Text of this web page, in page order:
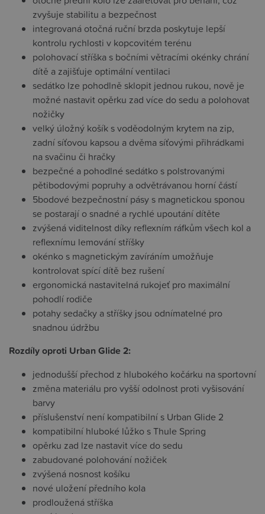
zvyšuje stabilitu a bezpečnost
integrovaná otočná ruční brzda poskytuje lepší
kontrolu rychlosti v kopcovitém terénu
polohovací stříška s bočními větracími okénky chrání
dítě a zajišťuje optimální ventilaci
sedátko lze pohodlně sklopit jednou rukou, nově je
možné nastavit opěrku zad více do sedu a polohovat
nožičky
velký úložný košík s voděodolným krytem na zip,
zadní síťovou kapsou a dvěma síťovými přihrádkami
na svačinu či hračky
bezpečné a pohodlné sedátko s polstrovanými
pětibodovými popruhy a odvětrávanou horní částí
5bodové bezpečnostní pásy s magnetickou sponou
se postarají o snadné a rychlé upoutání dítěte
zvýšená viditelnost díky reflexním ráfkům všech kol a
reflexnímu lemování stříšky
okénko s magnetickým zavíráním umožňuje
kontrolovat spící dítě bez rušení
ergonomická nastavitelná rukojeť pro maximální
pohodlí rodiče
potahy sedačky a stříšky jsou odnímatelné pro
snadnou údržbu
Rozdíly oproti Urban Glide 2:
jednodušší přechod z hlubokého kočárku na sportovní
změna materiálu pro vyšší odolnost proti vyšisování
barvy
příslušenství není kompatibilní s Urban Glide 2
kompatibilní hluboké lůžko s Thule Spring
opěrku zad lze nastavit více do sedu
zabudované polohování nožiček
zvýšená nosnost košíku
nové uložení předního kola
prodloužená stříška